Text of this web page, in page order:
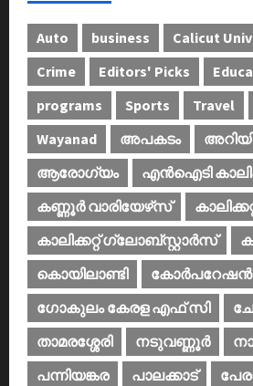
Auto business Calicut
Crime
Editors' Picks
programs
Sports Travel
Wayanad
അപകടം
ആരോഗ്യം
എൻഐടി
കണ്ണൂര്‍ വാരിയേഴ്‌സ്
കാലിക്കറ്റ് ഗ്ലോബ്സ്റ്റാർസ്
കൊയിലാണ്ടി
കോര്‍പറേഷന്‍
ഗോകുലം കേരള എഫ് സി
താമരശ്ശേരി
നടുവണ്ണൂര്‍
പന്നിയങ്കര
പാലക്കാട്‌